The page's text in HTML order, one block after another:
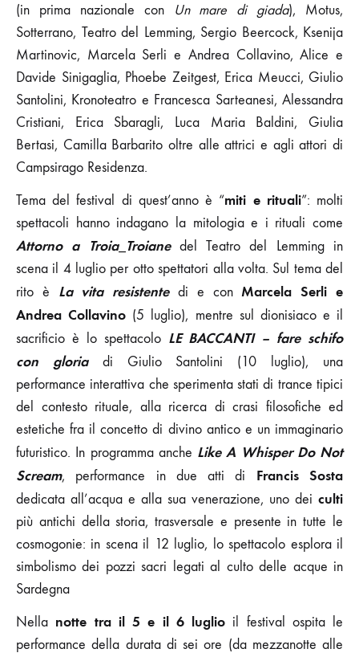
(in prima nazionale con
Un mare di giada), Motus,
Sotterrano, Teatro del Lemming, Sergio Beercock, Ksenija
Martinovic, Marcela Serli e Andrea Collavino, Alice e
Davide Sinigaglia, Phoebe Zeitgest, Erica Meucci, Giulio
Santolini, Kronoteatro e Francesca Sarteanesi, Alessandra
Cristiani, Erica Sbaragli, Luca Maria Baldini, Giulia
Bertasi, Camilla Barbarito oltre alle attrici e agli attori di
Campsirago Residenza.
Tema del festival di quest’anno è “miti e rituali”: molti
spettacoli hanno indagano la mitologia e i rituali come
Attorno a Troia_ Troianedel Teatro del Lemming in
scena il 4 luglio per otto spettatori alla volta. Sul tema del
rito è La vita resistente di e conMarcela Serli e
Andrea Collavino (5 luglio), mentre sul dionisiaco e il
sacrificio è lo spettacolo LE BACCANTI – fare schifo
con gloriadi Giulio Santolini (10 luglio), una
performance interattiva che sperimenta stati di trance tipici
del contesto rituale, alla ricerca di crasi filosofiche ed
estetiche fra il concetto di divino antico e un immaginario
futuristico. In programma anche Like A Whisper Do Not
Scream, performance in due atti di Francis Sosta
dedicata all’acqua e alla sua venerazione, uno dei culti
più antichi della storia, trasversale e presente in tutte le
cosmogonie: in scena il 12 luglio, lo spettacolo esplora il
simbolismo dei pozzi sacri legati al culto delle acque in
Sardegna
Nella notte tra il 5 e il 6 luglio il festival ospita le
performance della durata di sei ore (da mezzanotte alle